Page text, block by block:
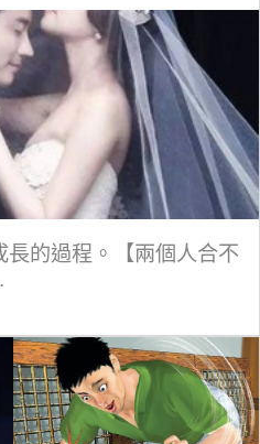
的過程。【兩個人合不